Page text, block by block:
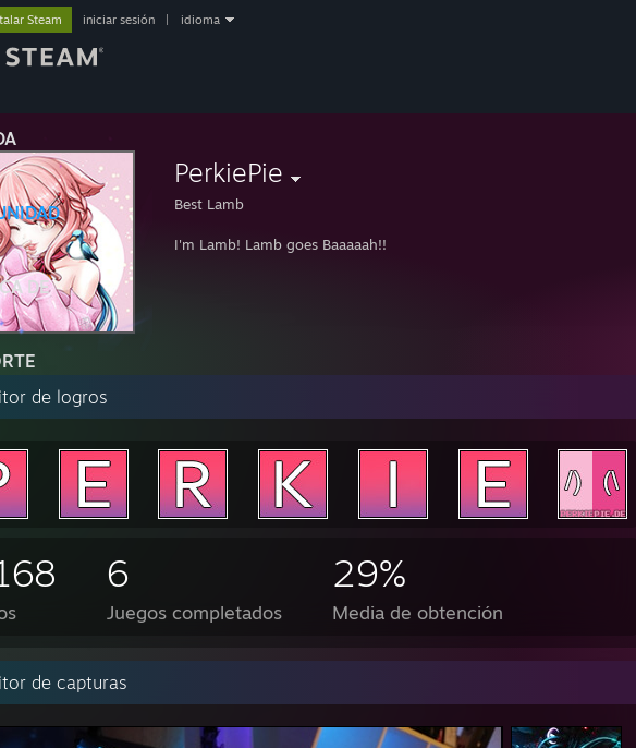
DE
Steam iniciar sesión idioma
PerkiePie
Best Lamb
I'm Lamb! Lamb goes Baaaaah!!
de logros
6
Juegos completados
29%
Media de obtención
de capturas